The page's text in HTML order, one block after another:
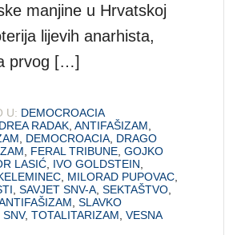
manjine u Hrvatskoj
lijevih anarhista,
prvog […]
U: DEMOCROACIA
RADAK ,ANTIFAŠIZAM
DEMOCROACIA DRAGO
FERAL TRIBUNE ,GOJKO
LASIĆ IVO GOLDSTEIN
MILORAD PUPOVAC
,SAVJET SNV-A ,SEKTAŠTVO
,SLAVKO
,SNV,TOTALITARIZAM ,VESNA